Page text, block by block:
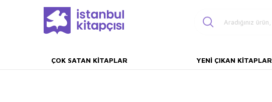
ÇOK SATAN KITAPLAR YENI ÇIKAN KITAPLAR